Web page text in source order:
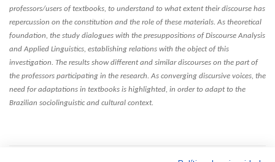
professors/users of textbooks, to understand to what extent their discourse has
repercussion on the constitution and the role of these materials. As theoretical
foundation, the study dialogues with the presuppositions of Discourse Analysis
and Applied Linguistics, establishing relations with the object of this
investigation. The results show different and similar discourses on the part of
the professors participating in the research. As converging discursive voices, the
need for adaptations in textbooks is highlighted, in order to adapt to the
Brazilian sociolinguistic and cultural context.